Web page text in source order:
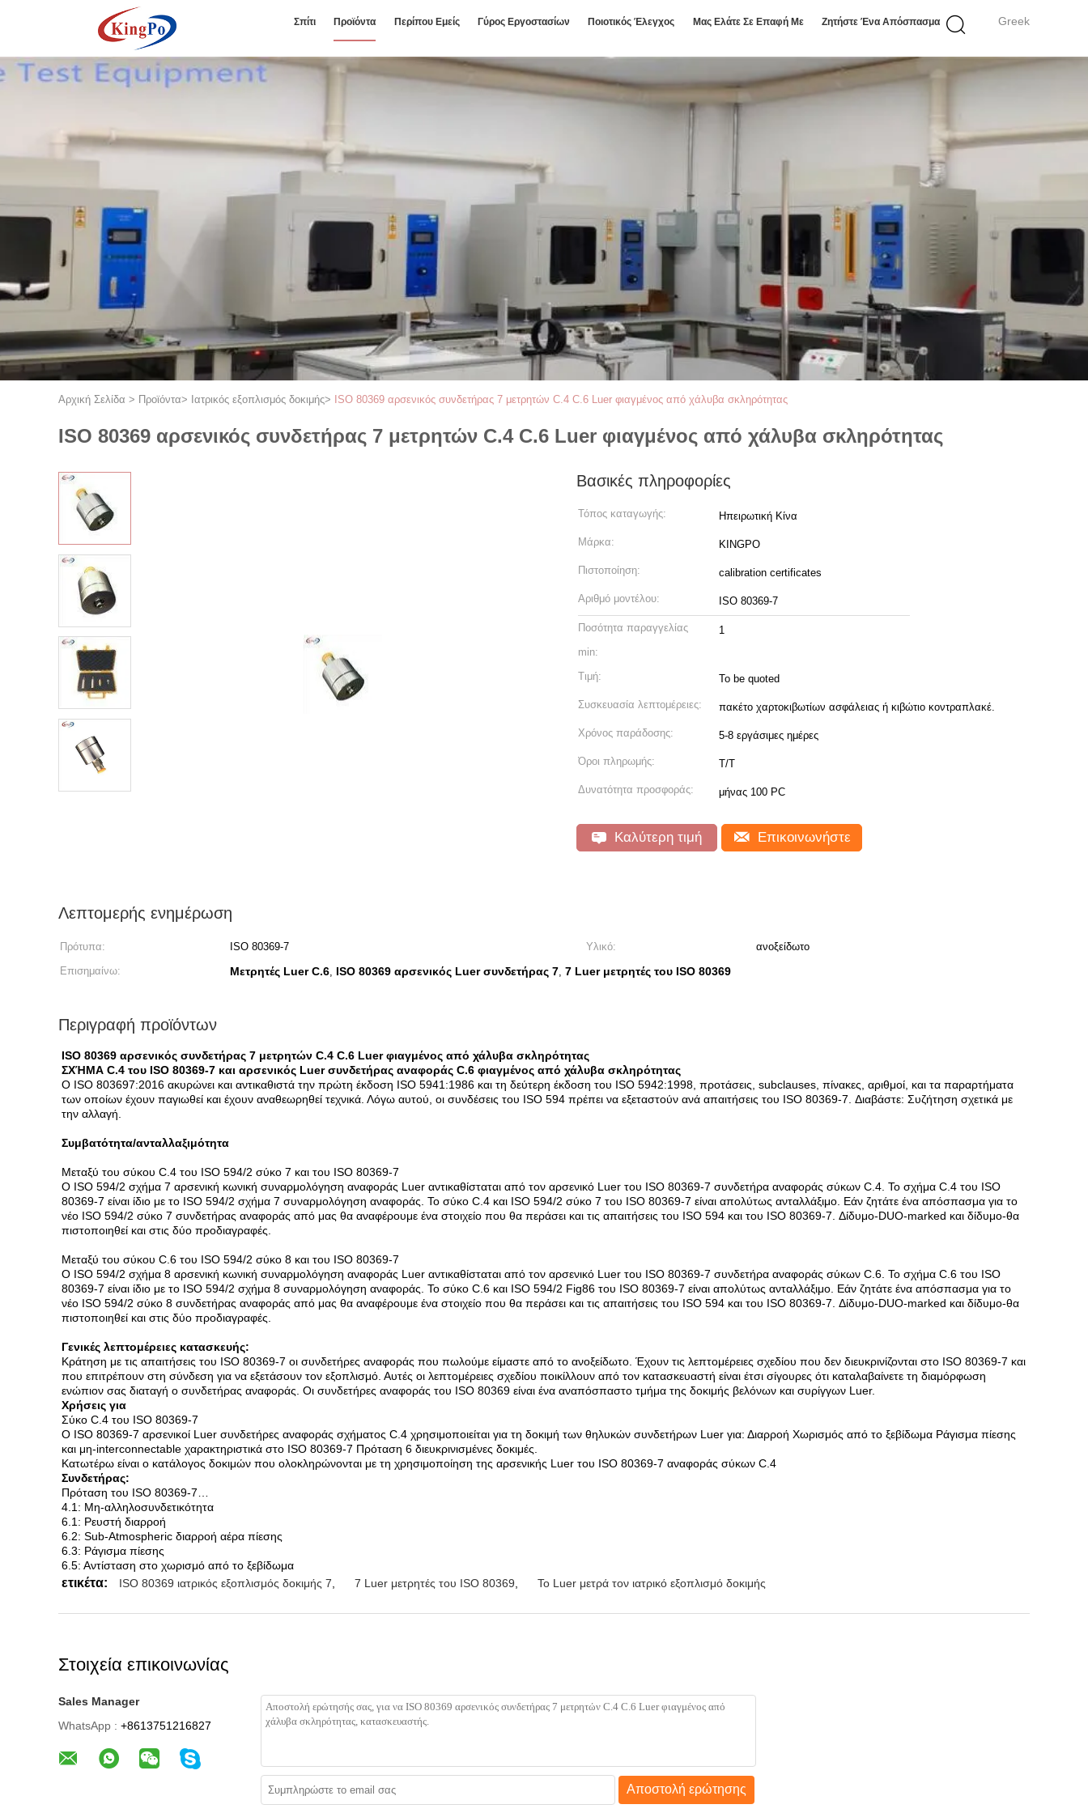
Greek
Σπίτι Προϊόντα Περίπου Εμείς Γύρος Εργοστασίων Ποιοτικός Έλεγχος Μας Ελάτε Σε Επαφή Με Ζητήστε Ένα Απόσπασμα
Αρχική Σελίδα > Προϊόντα> Ιατρικός εξοπλισμός δοκιμής> ISO 80369 αρσενικός συνδετήρας 7 μετρητών C.4 C.6 Luer φιαγμένος από χάλυβα σκληρότητας
ISO 80369 αρσενικός συνδετήρας 7 μετρητών C.4 C.6 Luer φιαγμένος από χάλυβα σκληρότητας
Βασικές πληροφορίες
Τόπος καταγωγής: Ηπειρωτική Κίνα
Μάρκα: KINGPO
Πιστοποίηση: calibration certificates
Αριθμό μοντέλου: ISO 80369-7
Ποσότητα παραγγελίας
min:
1
Τιμή: To be quoted
Συσκευασία λεπτομέρειες: πακέτο χαρτοκιβωτίων ασφάλειας ή κιβώτιο κοντραπλακέ.
Χρόνος παράδοσης: 5-8 εργάσιμες ημέρες
Όροι πληρωμής: T/T
Δυνατότητα προσφοράς: μήνας 100 PC
Καλύτερη τιμή Επικοινωνήστε
Λεπτομερής ενημέρωση
Πρότυπα: ISO 80369-7 Υλικό:
ανοξείδωτο
Επισημαίνω:
Μετρητές Luer C.6, ISO 80369 αρσενικός Luer συνδετήρας 7, 7 Luer μετρητές του ISO 80369
Περιγραφή προϊόντων
ISO 80369 αρσενικός συνδετήρας 7 μετρητών C.4 C.6 Luer φιαγμένος από χάλυβα σκληρότητας
ΣΧΉΜΑ C.4 του ISO 80369-7 και αρσενικός Luer συνδετήρας αναφοράς C.6 φιαγμένος από χάλυβα σκληρότητας
Ο ISO 803697:2016 ακυρώνει και αντικαθιστά την πρώτη έκδοση ISO 5941:1986 και τη δεύτερη έκδοση του ISO 5942:1998, προτάσεις, subclauses, πίνακες, αριθμοί, και τα παραρτήματα
των οποίων έχουν παγιωθεί και έχουν αναθεωρηθεί τεχνικά. Λόγω αυτού, οι συνδέσεις του ISO 594 πρέπει να εξεταστούν ανά απαιτήσεις του ISO 80369-7. Διαβάστε: Συζήτηση σχετικά με
την αλλαγή.
Συμβατότητα/ανταλλαξιμότητα
Μεταξύ του σύκου C.4 του ISO 594/2 σύκο 7 και του ISO 80369-7
Ο ISO 594/2 σχήμα 7 αρσενική κωνική συναρμολόγηση αναφοράς Luer αντικαθίσταται από τον αρσενικό Luer του ISO 80369-7 συνδετήρα αναφοράς σύκων C.4. Το σχήμα C.4 του ISO
80369-7 είναι ίδιο με το ISO 594/2 σχήμα 7 συναρμολόγηση αναφοράς. Το σύκο C.4 και ISO 594/2 σύκο 7 του ISO 80369-7 είναι απολύτως ανταλλάξιμο. Εάν ζητάτε ένα απόσπασμα για το
νέο ISO 594/2 σύκο 7 συνδετήρας αναφοράς από μας θα αναφέρουμε ένα στοιχείο που θα περάσει και τις απαιτήσεις του ISO 594 και του ISO 80369-7. Δίδυμο-DUO-marked και δίδυμο-θα
πιστοποιηθεί και στις δύο προδιαγραφές.
Μεταξύ του σύκου C.6 του ISO 594/2 σύκο 8 και του ISO 80369-7
Ο ISO 594/2 σχήμα 8 αρσενική κωνική συναρμολόγηση αναφοράς Luer αντικαθίσταται από τον αρσενικό Luer του ISO 80369-7 συνδετήρα αναφοράς σύκων C.6. Το σχήμα C.6 του ISO
80369-7 είναι ίδιο με το ISO 594/2 σχήμα 8 συναρμολόγηση αναφοράς. Το σύκο C.6 και ISO 594/2 Fig86 του ISO 80369-7 είναι απολύτως ανταλλάξιμο. Εάν ζητάτε ένα απόσπασμα για το
νέο ISO 594/2 σύκο 8 συνδετήρας αναφοράς από μας θα αναφέρουμε ένα στοιχείο που θα περάσει και τις απαιτήσεις του ISO 594 και του ISO 80369-7. Δίδυμο-DUO-marked και δίδυμο-θα
πιστοποιηθεί και στις δύο προδιαγραφές.
Γενικές λεπτομέρειες κατασκευής:
Κράτηση με τις απαιτήσεις του ISO 80369-7 οι συνδετήρες αναφοράς που πωλούμε είμαστε από το ανοξείδωτο. Έχουν τις λεπτομέρειες σχεδίου που δεν διευκρινίζονται στο ISO 80369-7 και
που επιτρέπουν στη σύνδεση για να εξετάσουν τον εξοπλισμό. Αυτές οι λεπτομέρειες σχεδίου ποικίλλουν από τον κατασκευαστή είναι έτσι σίγουρες ότι καταλαβαίνετε τη διαμόρφωση
ενώπιον σας διαταγή ο συνδετήρας αναφοράς. Οι συνδετήρες αναφοράς του ISO 80369 είναι ένα αναπόσπαστο τμήμα της δοκιμής βελόνων και συρίγγων Luer.
Χρήσεις για
Σύκο C.4 του ISO 80369-7
Ο ISO 80369-7 αρσενικοί Luer συνδετήρες αναφοράς σχήματος C.4 χρησιμοποιείται για τη δοκιμή των θηλυκών συνδετήρων Luer για: Διαρροή Χωρισμός από το ξεβίδωμα Ράγισμα πίεσης
και μη-interconnectable χαρακτηριστικά στο ISO 80369-7 Πρόταση 6 διευκρινισμένες δοκιμές.
Κατωτέρω είναι ο κατάλογος δοκιμών που ολοκληρώνονται με τη χρησιμοποίηση της αρσενικής Luer του ISO 80369-7 αναφοράς σύκων C.4
Συνδετήρας:
Πρόταση του ISO 80369-7…
4.1: Μη-αλληλοσυνδετικότητα
6.1: Ρευστή διαρροή
6.2: Sub-Atmospheric διαρροή αέρα πίεσης
6.3: Ράγισμα πίεσης
6.5: Αντίσταση στο χωρισμό από το ξεβίδωμα
ετικέτα: ISO 80369 ιατρικός εξοπλισμός δοκιμής 7 7 Luer μετρητές του ISO 80369 Το Luer μετρά τον ιατρικό εξοπλισμό δοκιμής
Στοιχεία επικοινωνίας
Sales Manager
WhatsApp : +8613751216827
Αποστολή ερώτησης